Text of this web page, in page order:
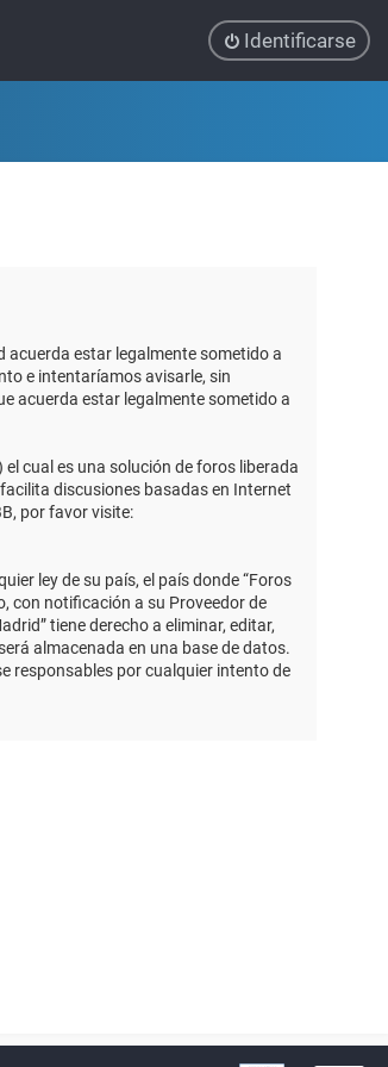
Identificarse
acuerda estar legalmente sometido a
e intentaríamos avisarle, sin
acuerda estar legalmente sometido a
el cual es una solución de foros liberada
discusiones basadas en Internet
por favor visite:
ley de su país, el país donde “Foros
con notificación a su Proveedor de
tiene derecho a eliminar, editar,
almacenada en una base de datos.
responsables por cualquier intento de